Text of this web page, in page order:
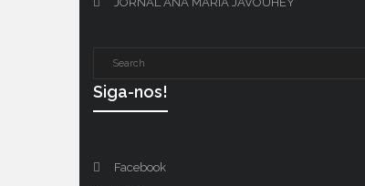
Siga-nos!
Facebook